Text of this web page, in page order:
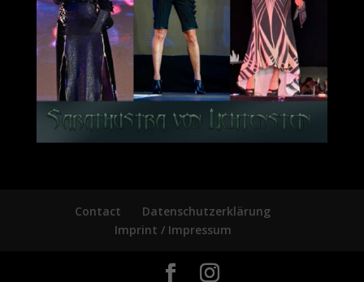
Contact
Datenschutzerklärung
Imprint / Impressum